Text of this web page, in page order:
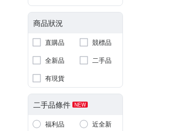
商品狀況
直購品
競標品
全新品
二手品
有現貨
二手品條件 NEW
福利品
近全新